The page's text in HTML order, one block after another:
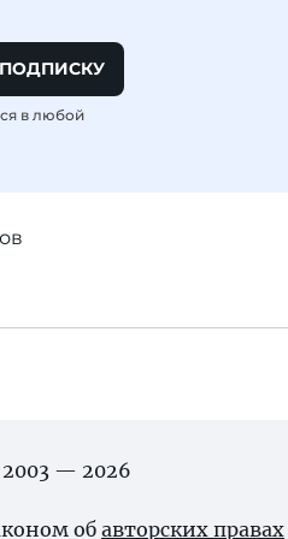
в любой
2003 — 2026
об авторских правах